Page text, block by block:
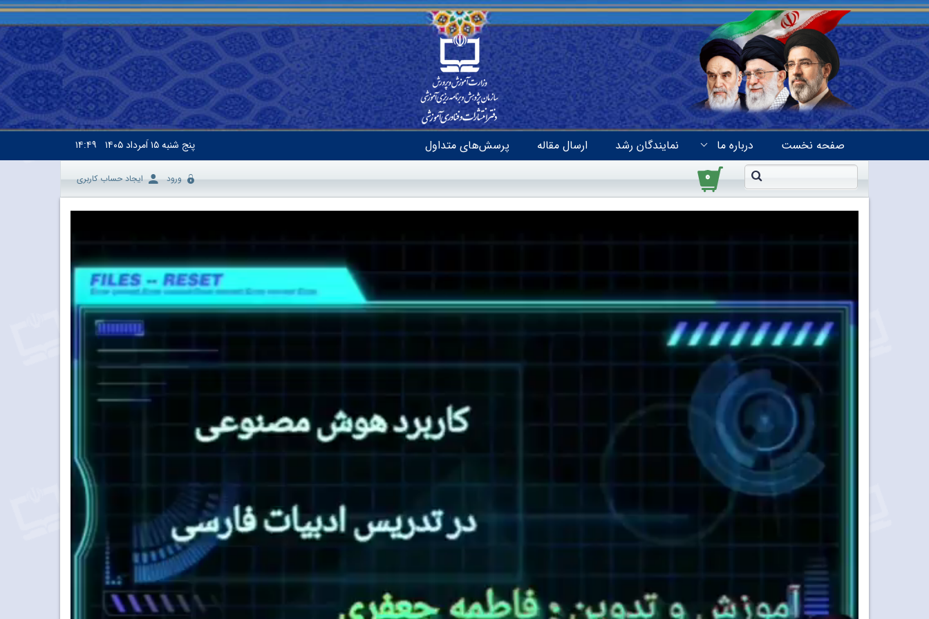
صفحه نخست درباره ما نمایندگان رشد ارسال مقاله پرسش‌های متداول پنج شنبه۱۵ اَمرداد ۱۴۰۵ ۱۴:۴۹
۰ ورود ایجاد حساب کاربری